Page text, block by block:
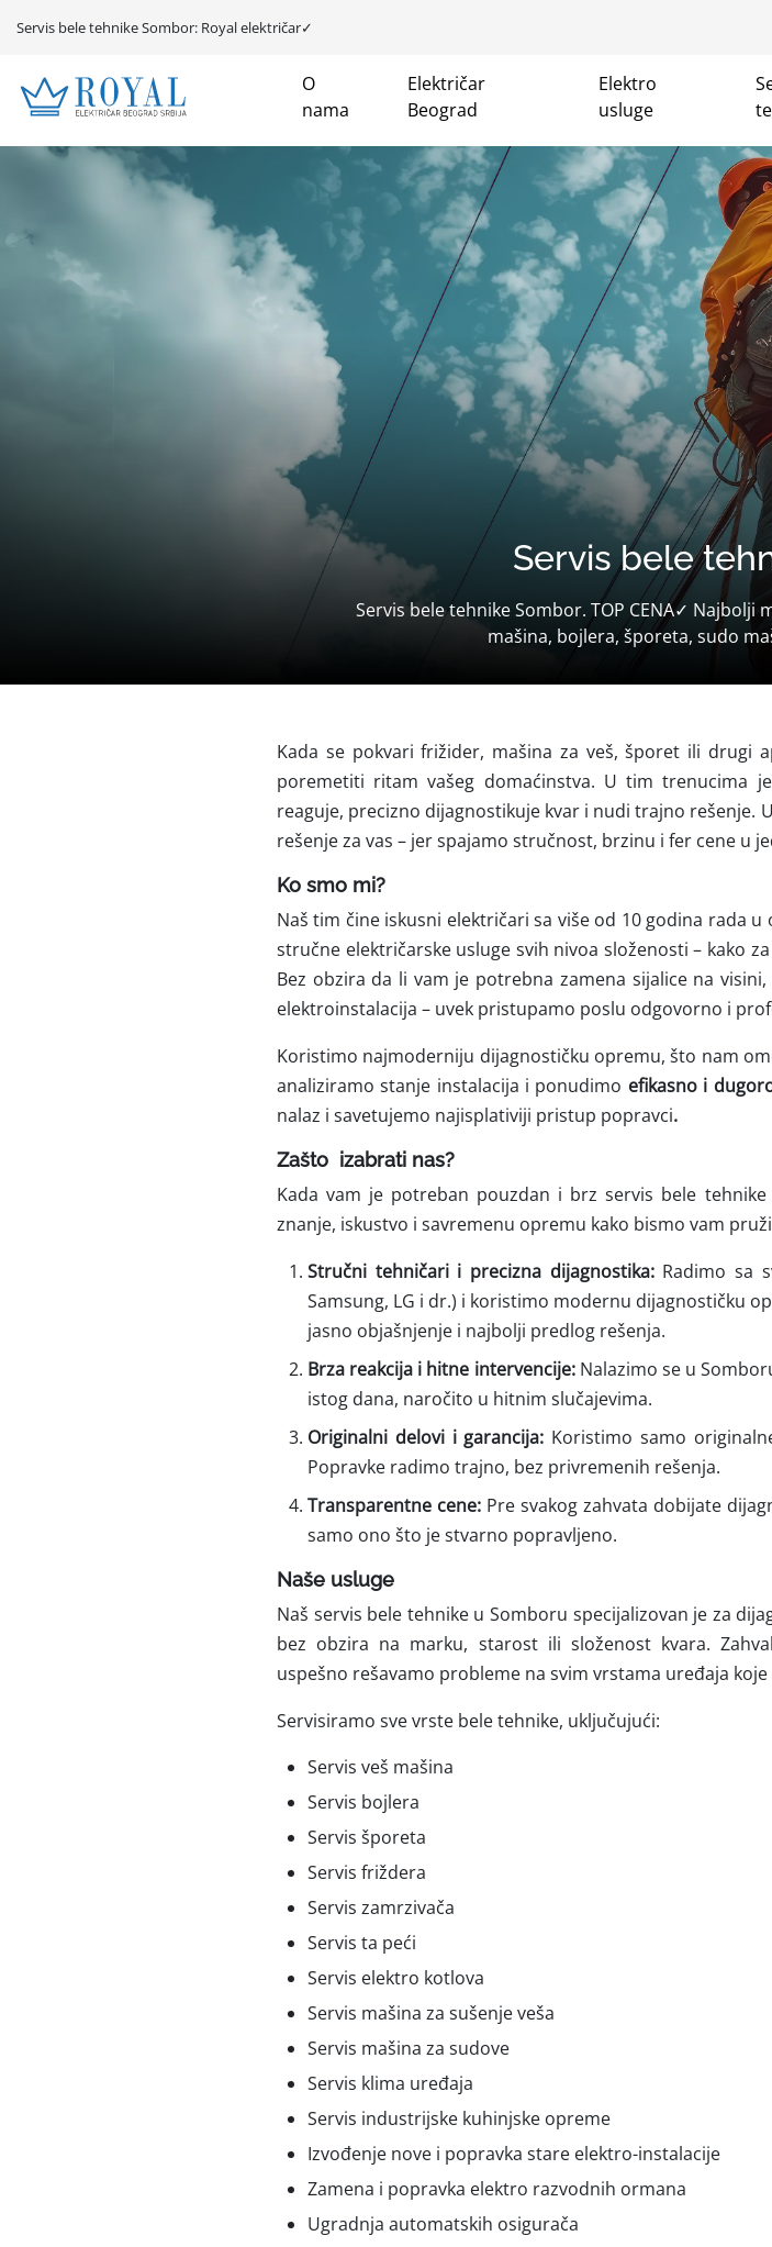
Servis bele tehnike Sombor: Royal električar✓
O
nama
Električar
Beograd
Elektro
usluge
Servis bele
Servis bele tehnike Sombor. TOP CENA✓
mašina, bojlera, šporeta, sudo
Kada se pokvari frižider, mašina za veš, šporet ili drugi
poremetiti ritam vašeg domaćinstva. U tim trenucima
reaguje, precizno dijagnostikuje kvar i nudi trajno rešenje.
rešenje za vas – jer spajamo stručnost, brzinu i fer cene u
Ko smo mi?
Naš tim čine iskusni električari sa više od 10 godina rada
stručne električarske usluge svih nivoa složenosti – kako
Bez obzira da li vam je potrebna zamena sijalice na
elektroinstalacija – uvek pristupamo poslu odgovorno i
Koristimo najmoderniju dijagnostičku opremu, što nam
analiziramo stanje instalacija i ponudimo efikasno i
nalaz i savetujemo najisplativiji pristup popravci.
Zašto izabrati nas?
Kada vam je potreban pouzdan i brz servis bele
znanje, iskustvo i savremenu opremu kako bismo vam
Stručni tehničari i precizna dijagnostika:Radimo sa
Samsung, LG i dr.) i koristimo modernu dijagnostičku
jasno objašnjenje i najbolji predlog rešenja.
Brza reakcija i hitne intervencije:Nalazimo se u
istog dana, naročito u hitnim slučajevima.
Originalni delovi i garancija: Koristimo samo
Popravke radimo trajno, bez privremenih rešenja.
Transparentne cene:Pre svakog zahvata dobijate
samo ono što je stvarno popravljeno.
Naše usluge
Naš servis bele tehnike u Somboru specijalizovan je za
bez obzira na marku, starost ili složenost kvara.
uspešno rešavamo probleme na svim vrstama uređaja
Servisiramo sve vrste bele tehnike, uključujući:
Servis veš mašina
Servis bojlera
Servis šporeta
Servis friždera
Servis zamrzivača
Servis ta peći
Servis elektro kotlova
Servis mašina za sušenje veša
Servis mašina za sudove
Servis klima uređaja
Servis industrijske kuhinjske opreme
Izvođenje nove i popravka stare elektro-instalacije
Zamena i popravka elektro razvodnih ormana
Ugradnja automatskih osigurača